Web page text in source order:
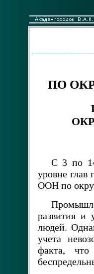
ПО
С 3 по
уровне глав
ООН по
развития и
людей.
учета
факта, что